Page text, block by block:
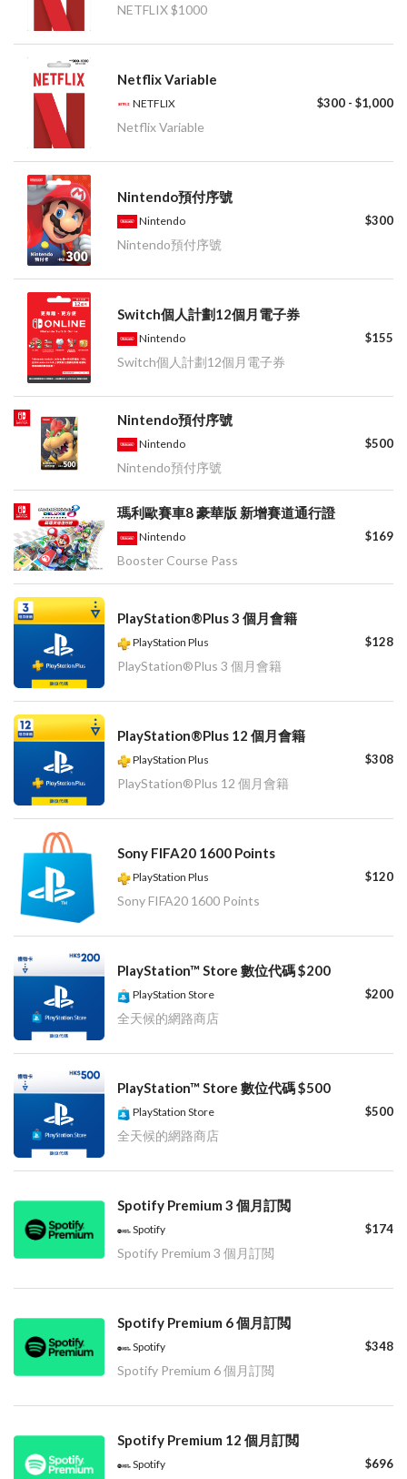
NETFLIX $1000
Netflix Variable
$300 - $1,000
NETFLIX
Netflix Variable
Nintendo預付序號
$300
Nintendo
Nintendo預付序號
Switch個人計劃12個月電子券
$155
Nintendo
Switch個人計劃12個月電子券
Nintendo預付序號
$500
Nintendo
Nintendo預付序號
瑪利歐賽車8 豪華版 新增賽道通行證
$169
Nintendo
Booster Course Pass
PlayStation®Plus 3 個月會籍
$128
PlayStation Plus
PlayStation®Plus 3 個月會籍
PlayStation®Plus 12 個月會籍
$308
PlayStation Plus
PlayStation®Plus 12 個月會籍
Sony FIFA20 1600 Points
$120
PlayStation Plus
Sony FIFA20 1600 Points
PlayStation™ Store 數位代碼 $200
$200
PlayStation Store
全天候的網路商店
PlayStation™ Store 數位代碼 $500
$500
PlayStation Store
全天候的網路商店
Spotify Premium 3 個月訂閲
$174
Spotify
Spotify Premium 3 個月訂閲
Spotify Premium 6 個月訂閲
$348
Spotify
Spotify Premium 6 個月訂閲
Spotify Premium 12 個月訂閲
$696
Spotify